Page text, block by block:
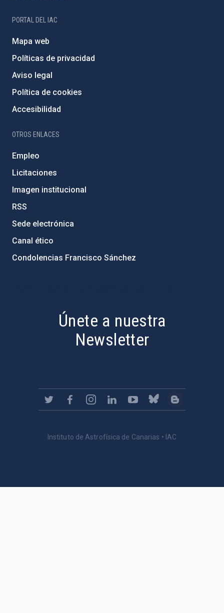
PORTAL DEL IAC
Mapa web
Políticas de privacidad
Aviso legal
Política de cookies
Accesibilidad
OTROS ENLACES
Empleo
Licitaciones
Imagen institucional
RSS
Sede electrónica
Canal ético
Condolencias Francisco Sánchez
Únete a nuestra
Newsletter
Instituto de Astrofísica de Canarias • IAC